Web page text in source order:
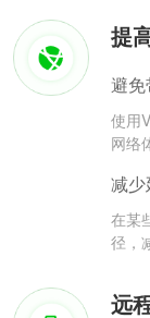
提
避
使用
网络
减少
在某
径，
远